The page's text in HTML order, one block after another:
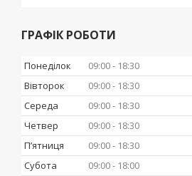
ГРАФІК РОБОТИ
Понеділок 09:00
18:30
Вівторок
09:00
18:30
Середа
09:00
18:30
Четвер
09:00
18:30
Пʼятниця
09:00
18:30
Субота
09:00
18:00